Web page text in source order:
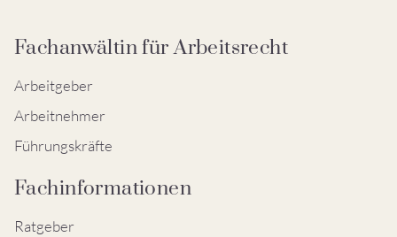
Fachanwältin für Arbeitsrecht
Arbeitgeber
Arbeitnehmer
Führungskräfte
Fachinformationen
Ratgeber